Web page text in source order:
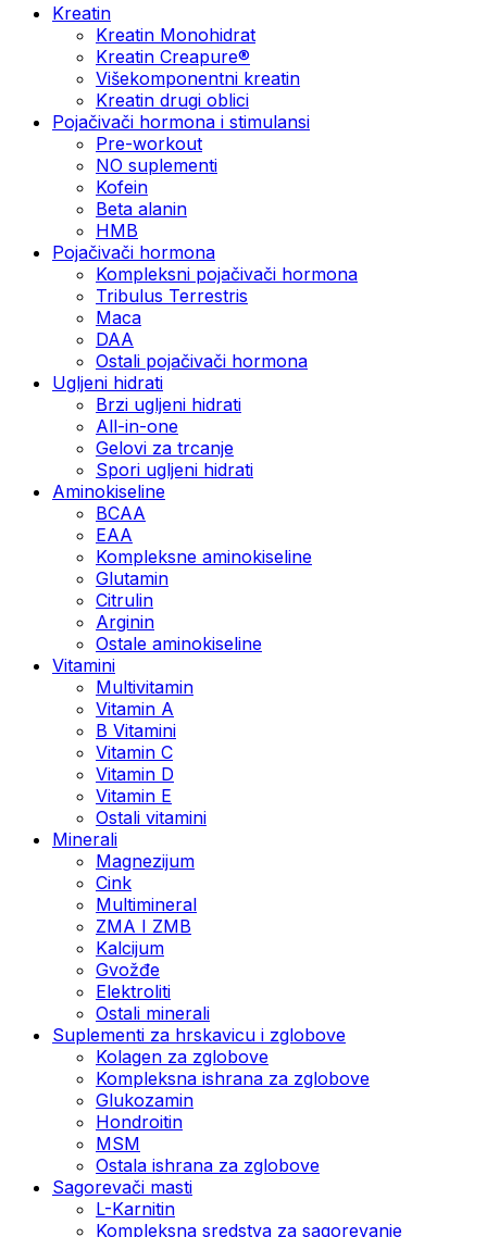
Kreatin
Kreatin Monohidrat
Kreatin Creapure®
Višekomponentni kreatin
Kreatin drugi oblici
Pojačivači hormona i stimulansi
Pre-workout
NO suplementi
Kofein
Beta alanin
HMB
Pojačivači hormona
Kompleksni pojačivači hormona
Tribulus Terrestris
Maca
DAA
Ostali pojačivači hormona
Ugljeni hidrati
Brzi ugljeni hidrati
All-in-one
Gelovi za trcanje
Spori ugljeni hidrati
Aminokiseline
BCAA
ЕАА
Kompleksne aminokiseline
Glutamin
Citrulin
Arginin
Ostale aminokiseline
Vitamini
Multivitamin
Vitamin A
B Vitamini
Vitamin C
Vitamin D
Vitamin E
Ostali vitamini
Minerali
Magnezijum
Cink
Multimineral
ZMA I ZMB
Kalcijum
Gvožđe
Elektroliti
Ostali minerali
Suplementi za hrskavicu i zglobove
Kolagen za zglobove
Kompleksna ishrana za zglobove
Glukozamin
Hondroitin
MSM
Ostala ishrana za zglobove
Sagorevači masti
L-Karnitin
Kompleksna sredstva za sagorevanje